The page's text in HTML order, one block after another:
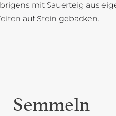
mit Sauerteig aus
auf Stein gebacken.
Semmeln